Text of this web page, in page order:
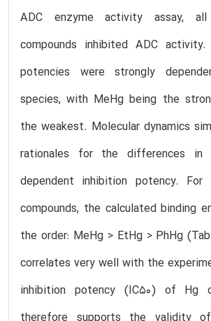
ADC enzyme activity assay,
compounds inhibited ADC
potencies were strongly
species, with MeHg being the
the weakest. Molecular dynamics
rationales for the differences in
dependent inhibition potency.
compounds, the calculated binding
the order: MeHg > EtHg > PhHg
correlates very well with the
inhibition potency (IC50) of Hg